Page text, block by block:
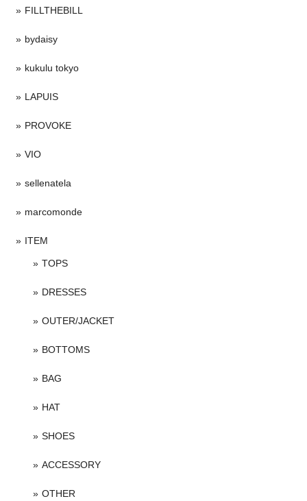
FILLTHEBILL
bydaisy
kukulu tokyo
LAPUIS
PROVOKE
VIO
sellenatela
marcomonde
ITEM
TOPS
DRESSES
OUTER/JACKET
BOTTOMS
BAG
HAT
SHOES
ACCESSORY
OTHER